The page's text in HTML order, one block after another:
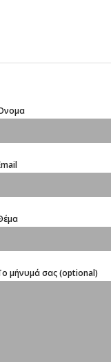
μήνυμά σας (optional)